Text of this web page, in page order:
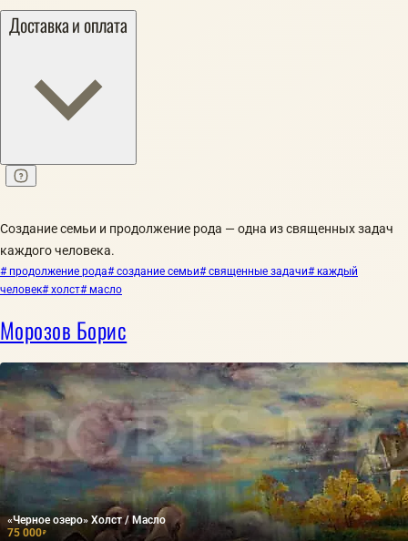
Доставка и оплата
Создание семьи и продолжение рода — одна из священных задач
каждого человека.
# продолжение рода# создание семьи# священные задачи# каждый
человек# холст# масло
Морозов Борис
«Черное озеро» Холст / Масло
75 000₽